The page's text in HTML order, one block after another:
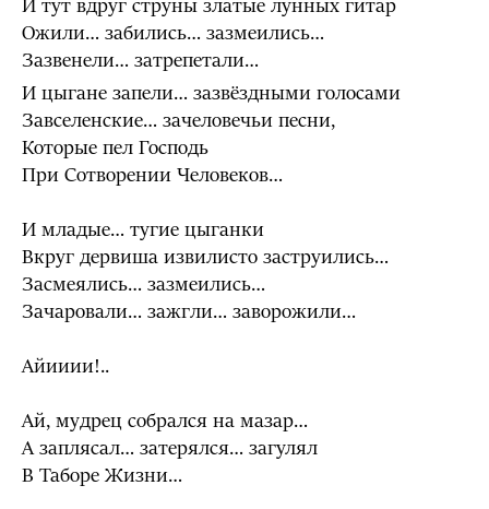
И тут вдруг струны златые лунных гитар
Ожили… забились… зазмеились…
Зазвенели… затрепетали…
И цыгане запели… зазвёздными голосами
Завселенские… зачеловечьи песни,
Которые пел Господь
При Сотворении Человеков…
И младые… тугие цыганки
Вкруг дервиша извилисто заструились…
Засмеялись… зазмеились…
Зачаровали… зажгли… заворожили…
Айииии!..
Ай, мудрец собрался на мазар…
А заплясал… затерялся… загулял
В Таборе Жизни…